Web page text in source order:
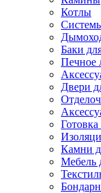
Котлы
Баки
Печное
Двери
Камни
Мебель